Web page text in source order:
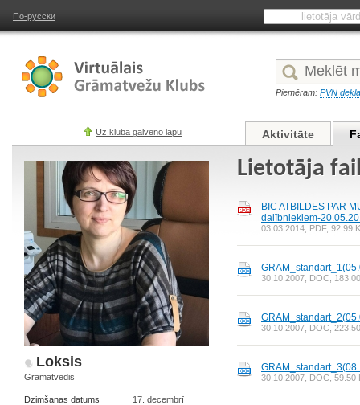
По-русски
Piemēram: PVN
Uz kluba galveno lapu Aktivitāte
Loksis
Grāmatvedis
Dzimšanas datums
17. decembrī
Lietotāja
BIC ATBILDES PAR
dalībniekiem-
03.03.2014, PDF, 92.99
30.10.2007, DOC,
30.10.2007, DOC,
30.10.2007, DOC, 59.50